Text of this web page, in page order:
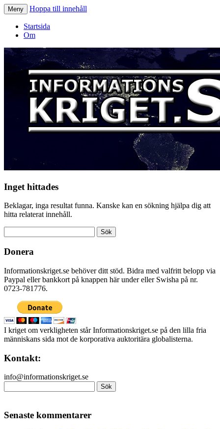
Informationskriget.se
Meny Hoppa till innehåll
Startsida
Om
Inget hittades
Beklagar, inga resultat funna. Kanske kan en sökning hjälpa dig att
hitta relaterat innehåll.
efter:
Donera
Informationskriget.se behöver ditt stöd. Bidra med valfritt belopp via
Paypal eller bankkort på knappen här under eller Swisha på nr.
0723-781776.
I kriget om verkligheten står Informationskriget.se på den lilla fria
människans sida mot de korporativa auktoritära globalisterna.
Kontakt:
info@informationskriget.se
efter:
Senaste kommentarer